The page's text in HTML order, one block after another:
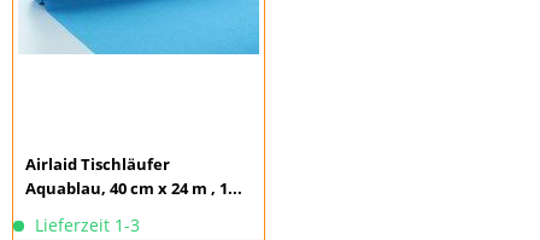
Airlaid Tischläufer
Aquablau, 40 cm x 24 m , 1...
Lieferzeit 1-3